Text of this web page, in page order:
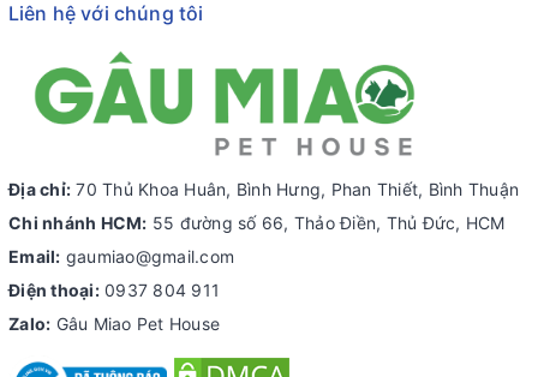
Liên hệ với chúng tôi
Địa chỉ: 70 Thủ Khoa Huân, Bình Hưng, Phan Thiết, Bình Thuận
Chi nhánh HCM: 55 đường số 66, Thảo Điền, Thủ Đức, HCM
Email: gaumiao@gmail.com
Điện thoại: 0937 804 911
Zalo: Gâu Miao Pet House